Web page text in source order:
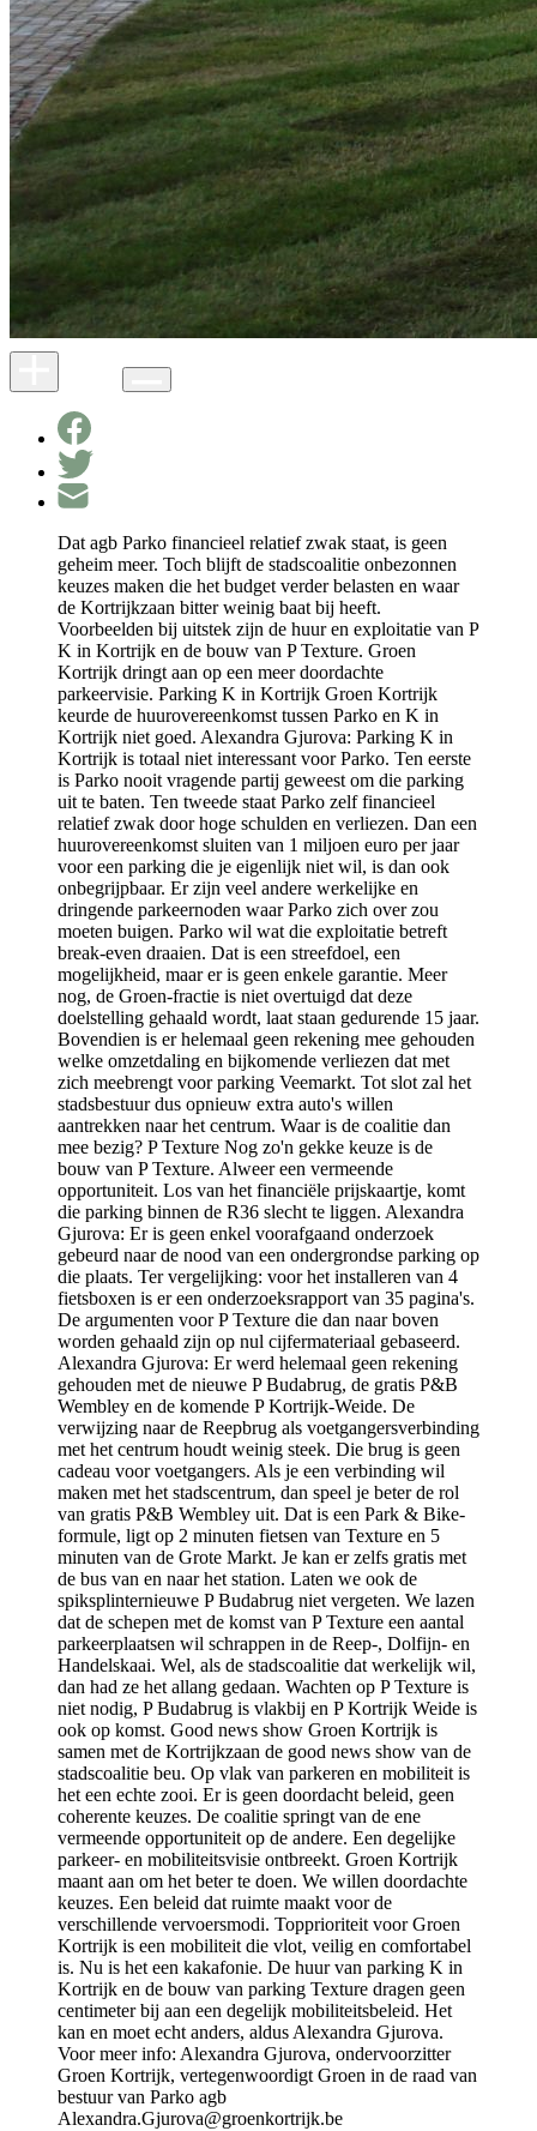
Dat agb Parko financieel relatief zwak staat, is geen
geheim meer. Toch blijft de stadscoalitie onbezonnen
keuzes maken die het budget verder belasten en waar
de Kortrijkzaan bitter weinig baat bij heeft.
Voorbeelden bij uitstek zijn de huur en exploitatie van P
K in Kortrijk en de bouw van P Texture. Groen
Kortrijk dringt aan op een meer doordachte
parkeervisie. Parking K in Kortrijk Groen Kortrijk
keurde de huurovereenkomst tussen Parko en K in
Kortrijk niet goed. Alexandra Gjurova: Parking K in
Kortrijk is totaal niet interessant voor Parko. Ten eerste
is Parko nooit vragende partij geweest om die parking
uit te baten. Ten tweede staat Parko zelf financieel
relatief zwak door hoge schulden en verliezen. Dan een
huurovereenkomst sluiten van 1 miljoen euro per jaar
voor een parking die je eigenlijk niet wil, is dan ook
onbegrijpbaar. Er zijn veel andere werkelijke en
dringende parkeernoden waar Parko zich over zou
moeten buigen. Parko wil wat die exploitatie betreft
break-even draaien. Dat is een streefdoel, een
mogelijkheid, maar er is geen enkele garantie. Meer
nog, de Groen-fractie is niet overtuigd dat deze
doelstelling gehaald wordt, laat staan gedurende 15 jaar.
Bovendien is er helemaal geen rekening mee gehouden
welke omzetdaling en bijkomende verliezen dat met
zich meebrengt voor parking Veemarkt. Tot slot zal het
stadsbestuur dus opnieuw extra auto's willen
aantrekken naar het centrum. Waar is de coalitie dan
mee bezig? P Texture Nog zo'n gekke keuze is de
bouw van P Texture. Alweer een vermeende
opportuniteit. Los van het financiële prijskaartje, komt
die parking binnen de R36 slecht te liggen. Alexandra
Gjurova: Er is geen enkel voorafgaand onderzoek
gebeurd naar de nood van een ondergrondse parking op
die plaats. Ter vergelijking: voor het installeren van 4
fietsboxen is er een onderzoeksrapport van 35 pagina's.
De argumenten voor P Texture die dan naar boven
worden gehaald zijn op nul cijfermateriaal gebaseerd.
Alexandra Gjurova: Er werd helemaal geen rekening
gehouden met de nieuwe P Budabrug, de gratis P&B
Wembley en de komende P Kortrijk-Weide. De
verwijzing naar de Reepbrug als voetgangersverbinding
met het centrum houdt weinig steek. Die brug is geen
cadeau voor voetgangers. Als je een verbinding wil
maken met het stadscentrum, dan speel je beter de rol
van gratis P&B Wembley uit. Dat is een Park & Bike-
formule, ligt op 2 minuten fietsen van Texture en 5
minuten van de Grote Markt. Je kan er zelfs gratis met
de bus van en naar het station. Laten we ook de
spiksplinternieuwe P Budabrug niet vergeten. We lazen
dat de schepen met de komst van P Texture een aantal
parkeerplaatsen wil schrappen in de Reep-, Dolfijn- en
Handelskaai. Wel, als de stadscoalitie dat werkelijk wil,
dan had ze het allang gedaan. Wachten op P Texture is
niet nodig, P Budabrug is vlakbij en P Kortrijk Weide is
ook op komst. Good news show Groen Kortrijk is
samen met de Kortrijkzaan de good news show van de
stadscoalitie beu. Op vlak van parkeren en mobiliteit is
het een echte zooi. Er is geen doordacht beleid, geen
coherente keuzes. De coalitie springt van de ene
vermeende opportuniteit op de andere. Een degelijke
parkeer- en mobiliteitsvisie ontbreekt. Groen Kortrijk
maant aan om het beter te doen. We willen doordachte
keuzes. Een beleid dat ruimte maakt voor de
verschillende vervoersmodi. Topprioriteit voor Groen
Kortrijk is een mobiliteit die vlot, veilig en comfortabel
is. Nu is het een kakafonie. De huur van parking K in
Kortrijk en de bouw van parking Texture dragen geen
centimeter bij aan een degelijk mobiliteitsbeleid. Het
kan en moet echt anders, aldus Alexandra Gjurova.
Voor meer info: Alexandra Gjurova, ondervoorzitter
Groen Kortrijk, vertegenwoordigt Groen in de raad van
bestuur van Parko agb
Alexandra.Gjurova@groenkortrijk.be